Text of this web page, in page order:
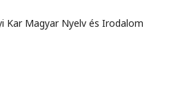
Kar Magyar Nyelv és Irodalom